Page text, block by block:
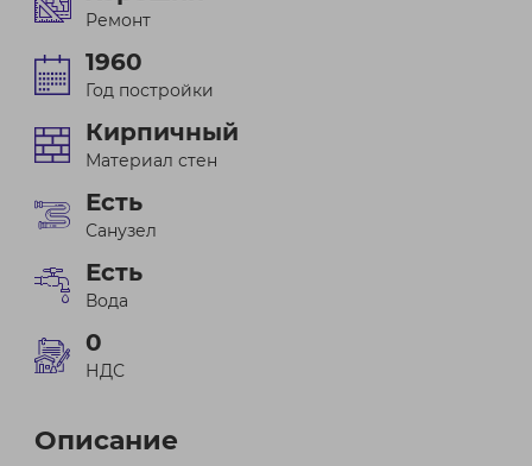
Ремонт
1960
Год постройки
Кирпичный
Материал стен
Есть
Санузел
Есть
Вода
0
НДС
Описание